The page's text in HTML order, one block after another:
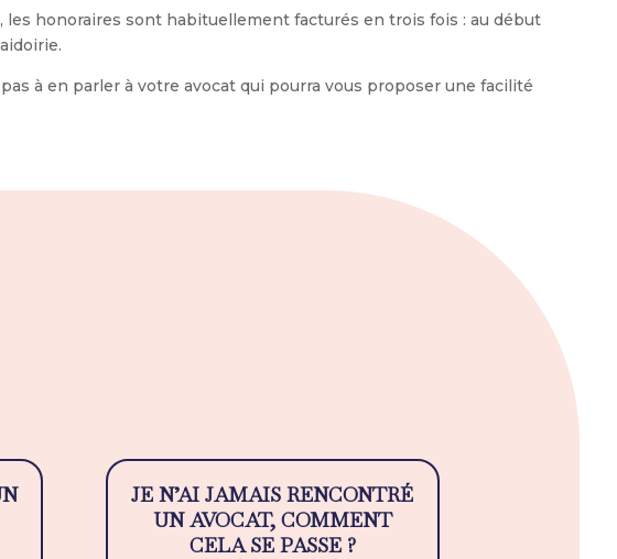
les honoraires sont habituellement facturés en trois fois : au début
à en parler à votre avocat qui pourra vous proposer une facilité
JE N’AI JAMAIS RENCONTRÉ
UN AVOCAT, COMMENT
CELA SE PASSE ?